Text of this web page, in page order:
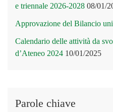
e triennale 2026-2028 08/01/
Approvazione del Bilancio
Calendario delle attività da
d’Ateneo 2024 10/01/2025
Parole chiave